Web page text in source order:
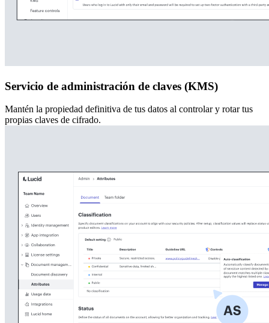
Servicio de administración de claves (KMS)
Mantén la propiedad definitiva de tus datos al controlar y rotar tus
propias claves de cifrado.